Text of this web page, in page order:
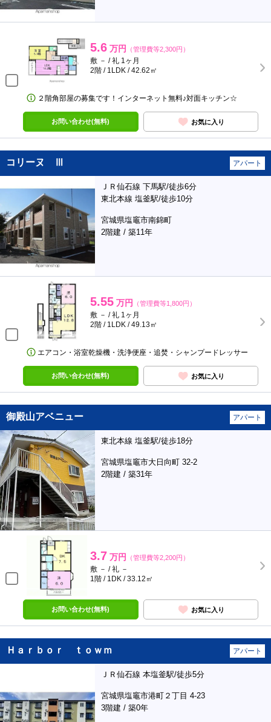
5.6 万円 （管理費等2,300円）
敷 － / 礼 1ヶ月
2階 / 1LDK / 42.62㎡
２階角部屋の募集です！インターネット無料♪対面キッチン☆
お問い合わせ(無料) お気に入り
コリーヌ Ⅲ アパート
ＪＲ仙石線 下馬駅/徒歩6分
東北本線 塩釜駅/徒歩10分
宮城県塩竈市南錦町
2階建 / 築11年
5.55 万円 （管理費等1,800円）
敷 － / 礼 1ヶ月
2階 / 1LDK / 49.13㎡
エアコン・浴室乾燥機・洗浄便座・追焚・シャンプードレッサー
お問い合わせ(無料) お気に入り
御殿山アベニュー アパート
東北本線 塩釜駅/徒歩18分
宮城県塩竈市大日向町 32-2
2階建 / 築31年
3.7 万円 （管理費等2,200円）
敷 － / 礼 －
1階 / 1DK / 33.12㎡
お問い合わせ(無料) お気に入り
Ｈａｒｂｏｒ ｔｏｗｍ アパート
ＪＲ仙石線 本塩釜駅/徒歩5分
宮城県塩竈市港町２丁目 4-23
3階建 / 築0年